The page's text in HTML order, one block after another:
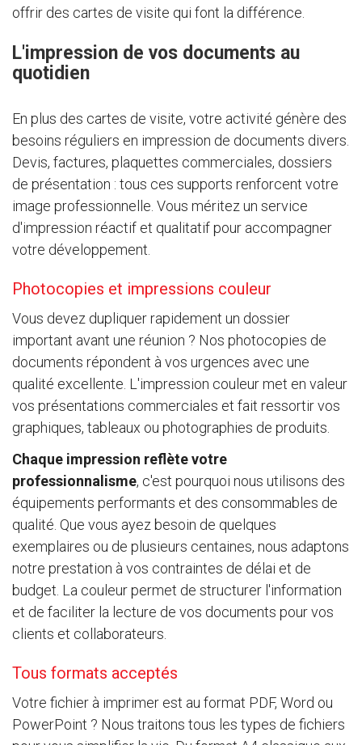
offrir des cartes de visite qui font la différence.
L'impression de vos documents au
quotidien
En plus des cartes de visite, votre activité génère des
besoins réguliers en impression de documents divers.
Devis, factures, plaquettes commerciales, dossiers
de présentation : tous ces supports renforcent votre
image professionnelle. Vous méritez un service
d'impression réactif et qualitatif pour accompagner
votre développement.
Photocopies et impressions couleur
Vous devez dupliquer rapidement un dossier
important avant une réunion ? Nos photocopies de
documents répondent à vos urgences avec une
qualité excellente. L'impression couleur met en valeur
vos présentations commerciales et fait ressortir vos
graphiques, tableaux ou photographies de produits.
Chaque impression reflète votre
professionnalisme, c'est pourquoi nous utilisons des
équipements performants et des consommables de
qualité. Que vous ayez besoin de quelques
exemplaires ou de plusieurs centaines, nous adaptons
notre prestation à vos contraintes de délai et de
budget. La couleur permet de structurer l'information
et de faciliter la lecture de vos documents pour vos
clients et collaborateurs.
Tous formats acceptés
Votre fichier à imprimer est au format PDF, Word ou
PowerPoint ? Nous traitons tous les types de fichiers